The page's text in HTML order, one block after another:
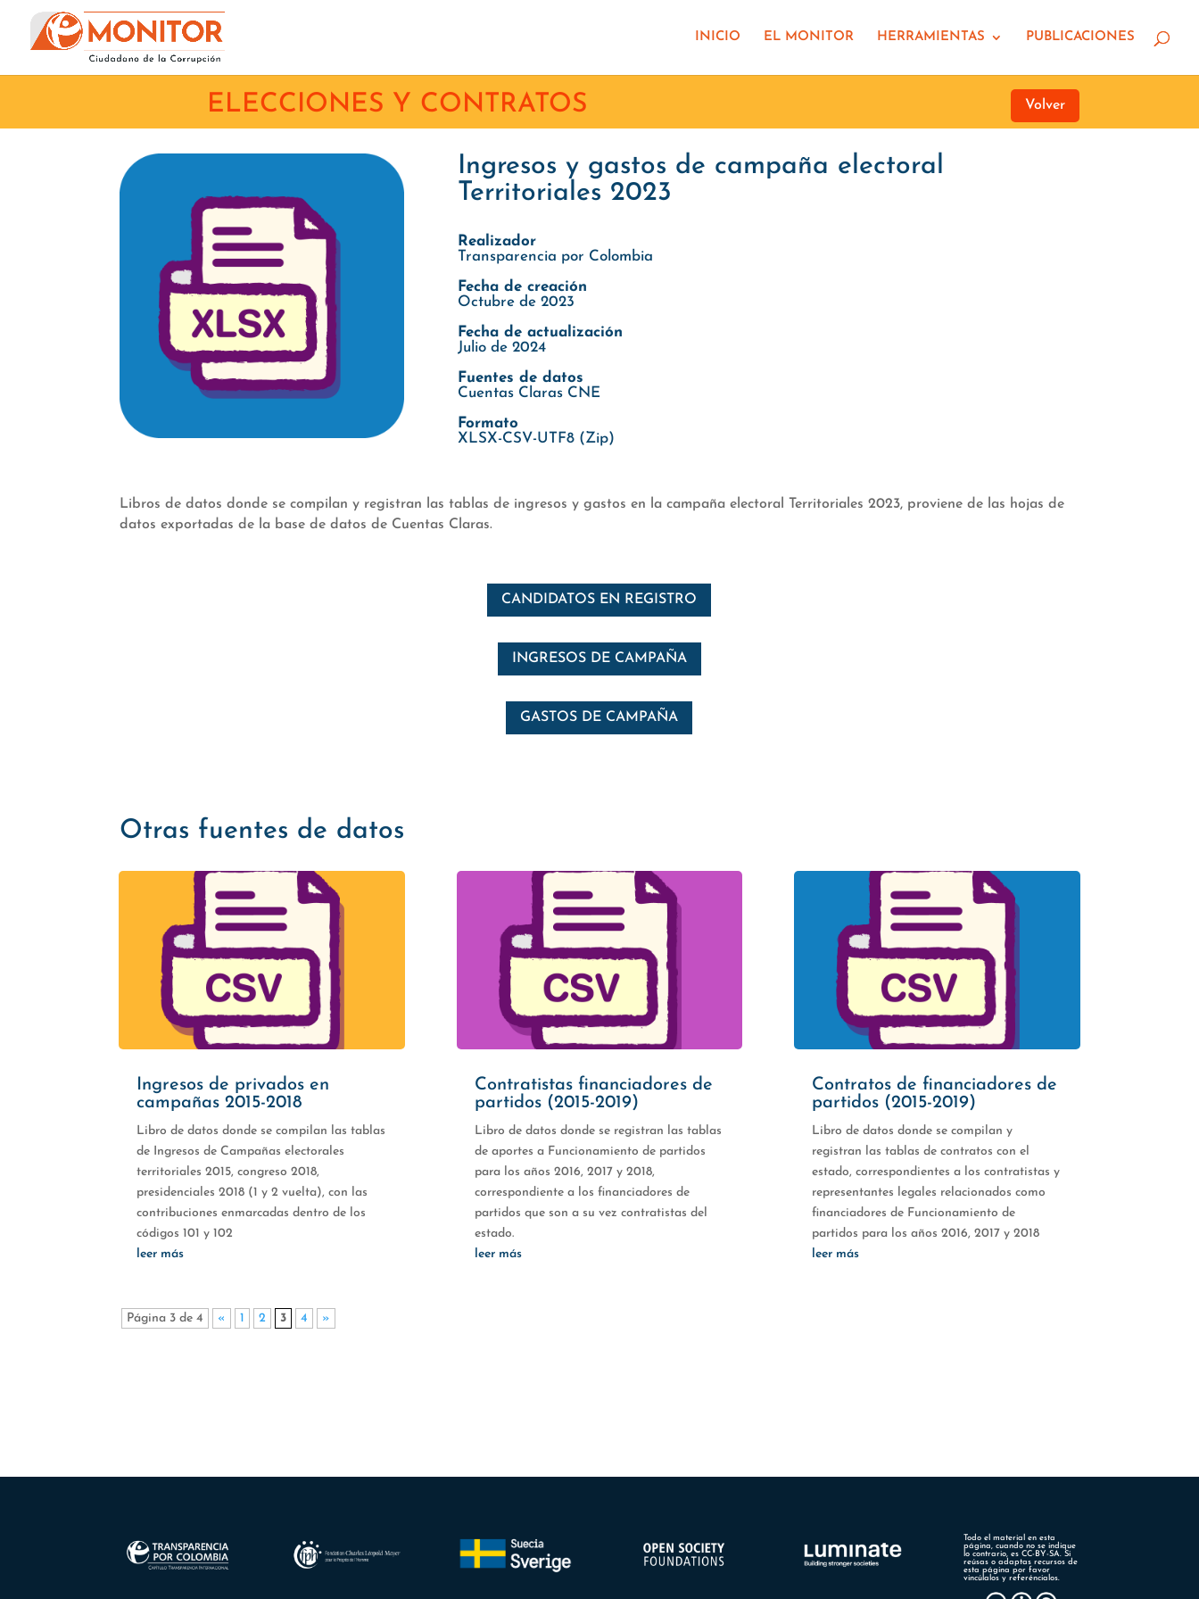
INICIO EL MONITOR HERRAMIENTAS PUBLICACIONES
ELECCIONES Y CONTRATOS Volver
Ingresos y gastos de campaña electoral
Territoriales 2023
Realizador
Transparencia por Colombia
Fecha de creación
Octubre de 2023
Fecha de actualización
Julio de 2024
Fuentes de datos
Cuentas Claras CNE
Formato
XLSX-CSV-UTF8 (Zip)
Libros de datos donde se compilan y registran las tablas de ingresos y gastos en la campaña electoral Territoriales 2023, proviene de las hojas de
datos exportadas de la base de datos de Cuentas Claras.
CANDIDATOS EN REGISTRO
INGRESOS DE CAMPAÑA
GASTOS DE CAMPAÑA
Otras fuentes de datos
Ingresos de privados en
campañas 2015-2018
Libro de datos donde se compilan las tablas
de Ingresos de Campañas electorales
territoriales 2015, congreso 2018,
presidenciales 2018 (1 y 2 vuelta), con las
contribuciones enmarcadas dentro de los
códigos 101 y 102
leer más
Contratistas financiadores de
partidos (2015-2019)
Libro de datos donde se registran las tablas
de aportes a Funcionamiento de partidos
para los años 2016, 2017 y 2018,
correspondiente a los financiadores de
partidos que son a su vez contratistas del
estado.
leer más
Contratos de financiadores de
partidos (2015-2019)
Libro de datos donde se compilan y
registran las tablas de contratos con el
estado, correspondientes a los contratistas y
representantes legales relacionados como
financiadores de Funcionamiento de
partidos para los años 2016, 2017 y 2018
leer más
Página 3 de 4 « 1 2 3 4 »
Todo el material en esta
página, cuando no se indique
lo contrario, es CC-BY-SA. Si
reúsas o adaptas recursos de
esta página por favor
vincúlalos y referéncialos.